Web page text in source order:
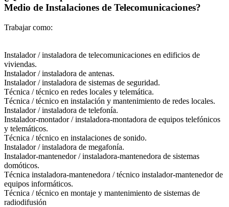
Medio de Instalaciones de Telecomunicaciones?
Trabajar como:
Instalador / instaladora de telecomunicaciones en edificios de
viviendas.
Instalador / instaladora de antenas.
Instalador / instaladora de sistemas de seguridad.
Técnica / técnico en redes locales y telemática.
Técnica / técnico en instalación y mantenimiento de redes locales.
Instalador / instaladora de telefonía.
Instalador-montador / instaladora-montadora de equipos telefónicos
y telemáticos.
Técnica / técnico en instalaciones de sonido.
Instalador / instaladora de megafonía.
Instalador-mantenedor / instaladora-mantenedora de sistemas
domóticos.
Técnica instaladora-mantenedora / técnico instalador-mantenedor de
equipos informáticos.
Técnica / técnico en montaje y mantenimiento de sistemas de
radiodifusión